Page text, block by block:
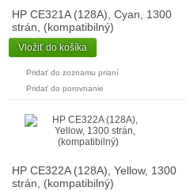
HP CE321A (128A), Cyan, 1300
strán, (kompatibilný)
Vložiť do košíka
Pridať do zoznamu prianí
Pridať do porovnanie
HP CE322A (128A), Yellow, 1300
strán, (kompatibilný)